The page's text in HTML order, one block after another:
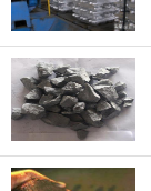
为，人
括：一
对出口
人民币